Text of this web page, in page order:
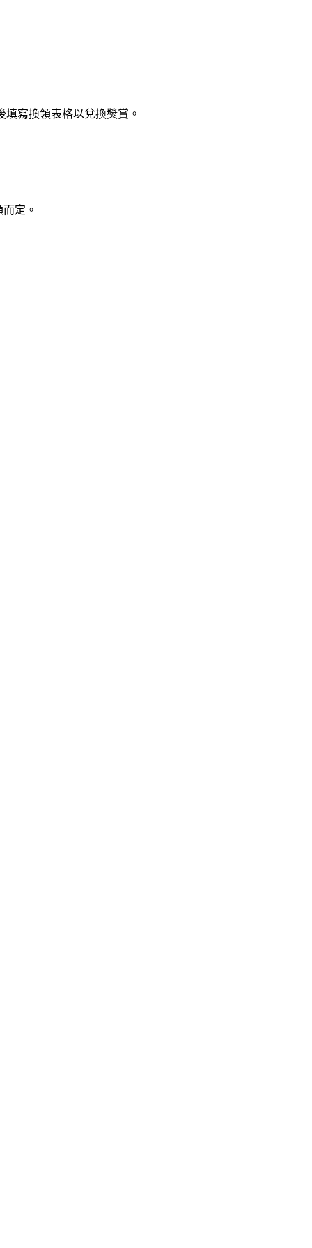
填寫換領表格以兌換獎賞。
定。